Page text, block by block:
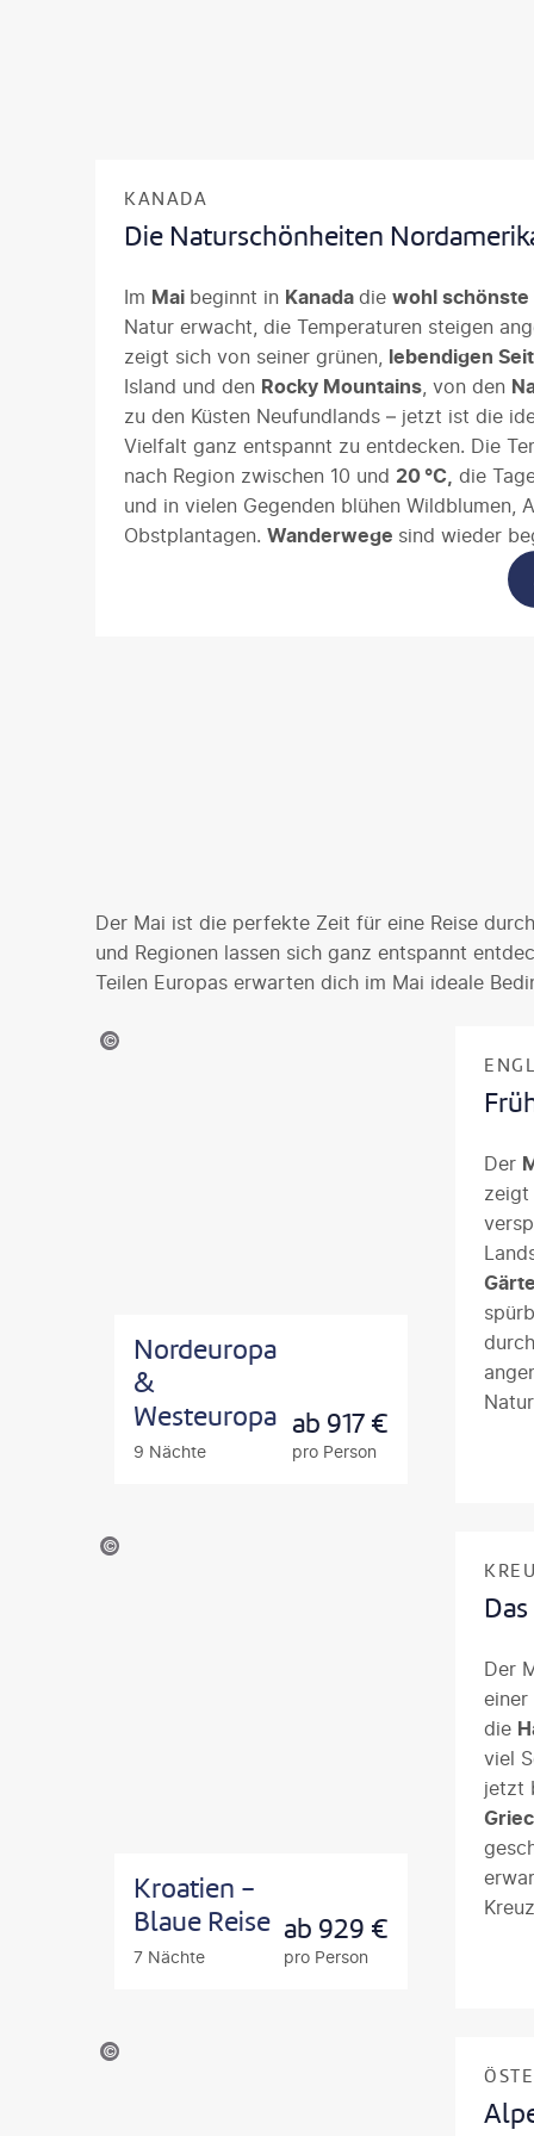
KANADA
Die Naturschönheiten
Im Mai beginnt in Kanada die wohl schönste
Natur erwacht, die Temperaturen steigen
zeigt sich von seiner grünen, lebendigen
Island und den Rocky Mountains, von den
zu den Küsten Neufundlands – jetzt ist die
Vielfalt ganz entspannt zu entdecken. Die
nach Region zwischen 10 und 20 °C, die
und in vielen Gegenden blühen Wildblumen,
Obstplantagen. Wanderwege sind wieder
Pässe geöffnet und die Tierwelt wird aktiv:
Der Mai ist die perfekte Zeit für eine Reise
und Regionen lassen sich ganz entspannt
Teilen Europas erwarten dich im Mai ideale
©Vladislav Zolotov - gty
Nordeuropa
&
Westeuropa
9 Nächte
ab 917€
pro Person
Der
zeigt
©@goTürkiye
Kroatien -
Blaue Reise
7 Nächte
ab 929 €
pro Person
Der
einer
die
viel
jetzt
und
©Gästeservice Tennengau